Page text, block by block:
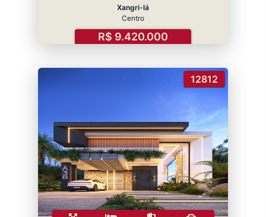
Xangri-lá
Centro
R$ 9.420.000
12812